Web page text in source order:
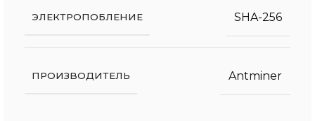
ЭЛЕКТРОПОБЛЕНИЕ SHA-256
ПРОИЗВОДИТЕЛЬ Antminer